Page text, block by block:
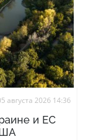
августа 2026 14:36
и ЕС